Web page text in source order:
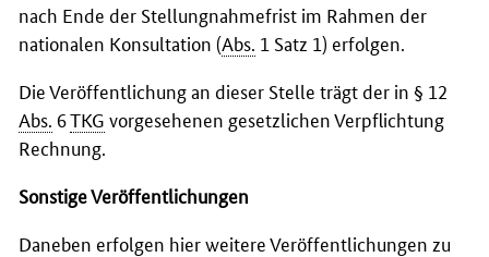
nach Ende der Stellungnahmefrist im Rahmen der
nationalen Konsultation (Abs. 1 Satz 1) erfolgen.
Die Veröffentlichung an dieser Stelle trägt der in § 12
Abs. 6TKG vorgesehenen gesetzlichen Verpflichtung
Rechnung.
Sonstige Veröffentlichungen
Daneben erfolgen hier weitere Veröffentlichungen zu